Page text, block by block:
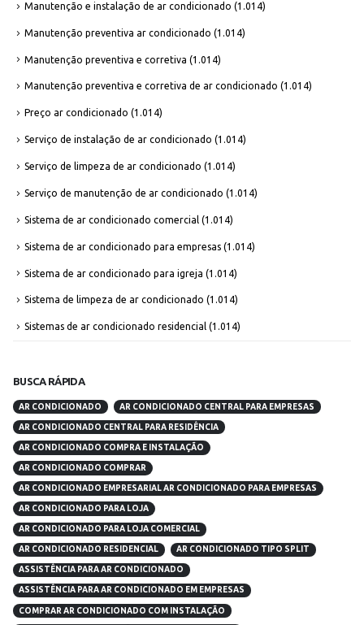
Manutenção e instalação de ar condicionado (1.014)
Manutenção preventiva ar condicionado (1.014)
Manutenção preventiva e corretiva (1.014)
Manutenção preventiva e corretiva de ar condicionado (1.014)
Preço ar condicionado (1.014)
Serviço de instalação de ar condicionado (1.014)
Serviço de limpeza de ar condicionado (1.014)
Serviço de manutenção de ar condicionado (1.014)
Sistema de ar condicionado comercial (1.014)
Sistema de ar condicionado para empresas (1.014)
Sistema de ar condicionado para igreja (1.014)
Sistema de limpeza de ar condicionado (1.014)
Sistemas de ar condicionado residencial (1.014)
BUSCA RÁPIDA
AR CONDICIONADO AR CONDICIONADO CENTRAL PARA EMPRESAS
AR CONDICIONADO CENTRAL PARA RESIDÊNCIA
AR CONDICIONADO COMPRA E INSTALAÇÃO
AR CONDICIONADO COMPRAR
AR CONDICIONADO EMPRESARIAL AR CONDICIONADO PARA EMPRESAS
AR CONDICIONADO PARA LOJA
AR CONDICIONADO PARA LOJA COMERCIAL
AR CONDICIONADO RESIDENCIAL AR CONDICIONADO TIPO SPLIT
ASSISTÊNCIA PARA AR CONDICIONADO
ASSISTÊNCIA PARA AR CONDICIONADO EM EMPRESAS
COMPRAR AR CONDICIONADO COM INSTALAÇÃO